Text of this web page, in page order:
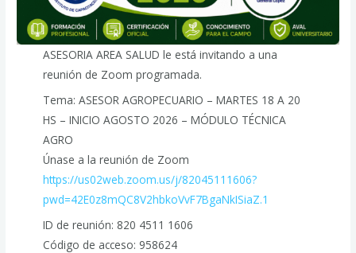
ASESORIA AREA SALUD le está invitando a una
reunión de Zoom programada.
Tema: ASESOR AGROPECUARIO – MARTES 18 A 20
HS – INICIO AGOSTO 2026 – MÓDULO TÉCNICA
AGRO
Únase a la reunión de Zoom
https://us02web.zoom.us/j/82045111606?
pwd=42E0z8mQC8V2hbkoVvF7BgaNkISiaZ.1
ID de reunión: 820 4511 1606
Código de acceso: 958624